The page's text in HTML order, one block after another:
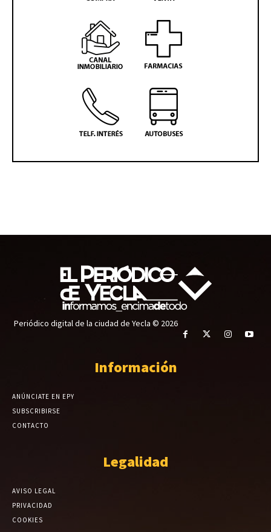
Periódico digital de la ciudad de Yecla © 2026
Información
ANÚNCIATE EN EPY
SUBSCRIBIRSE
CONTACTO
Legalidad
AVISO LEGAL
PRIVACIDAD
COOKIES